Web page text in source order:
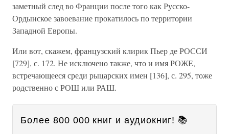
заметный след во Франции после того как Русско-
Ордынское завоевание прокатилось по территории
Западной Европы.
Или вот, скажем, французский клирик Пьер де РОССИ
[729], с. 172. Не исключено также, что и имя РОЖЕ,
встречающееся среди рыцарских имен [136], с. 295, тоже
родственно с РОШ или РАШ.
Более 800 000 книг и аудиокниг! 📚